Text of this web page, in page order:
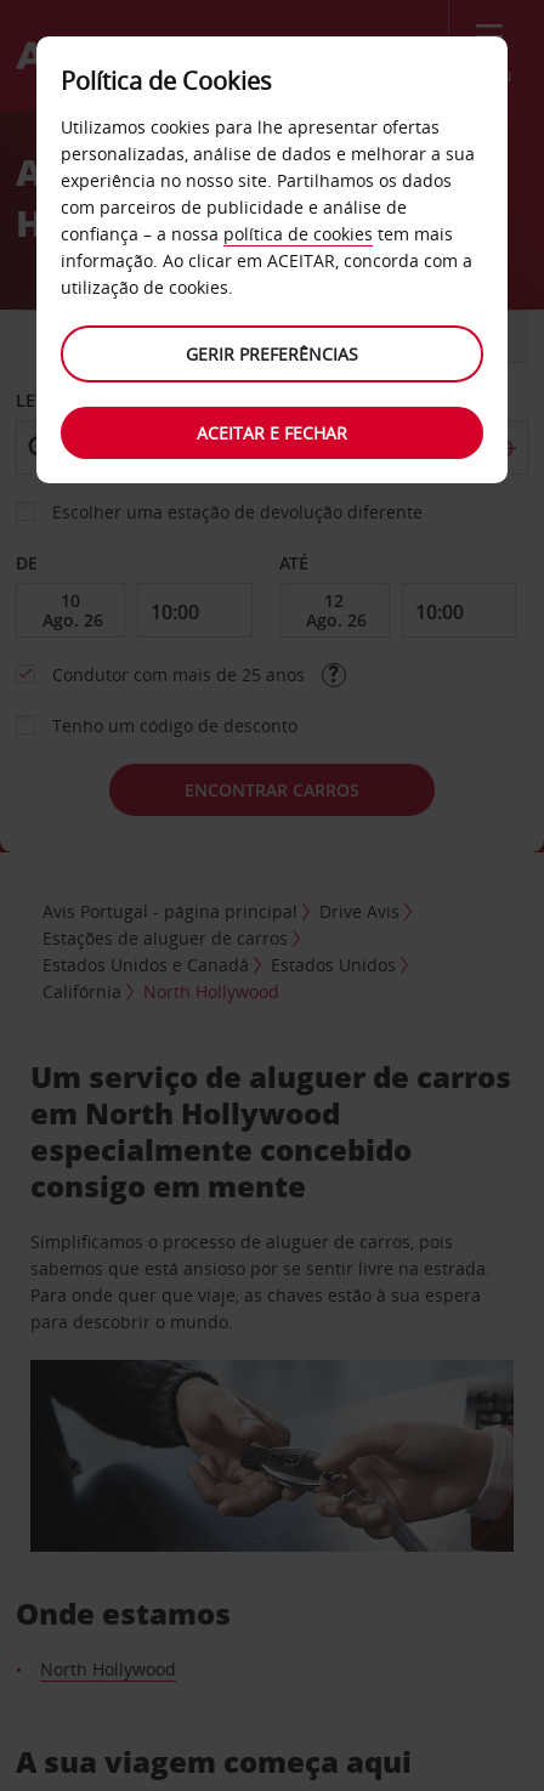
Menu
Welcome
AvisAluguer de carros North
Hollywood
CARRO COMERCIAIS
LEVANTAR EM
Escolher uma estação de devolução diferente
DE ATÉ
Condutor com mais de 25 anos
Tenho um código de desconto
ENCONTRAR CARROS
Avis Portugal - página principal
Drive Avis
Estações de aluguer de carros
Estados Unidos e Canadá
Estados Unidos
Califórnia
North Hollywood
Um serviço de aluguer de carros
em North Hollywood
especialmente concebido
consigo em mente
Simplificamos o processo de aluguer de carros, pois
sabemos que está ansioso por se sentir livre na estrada.
Para onde quer que viaje, as chaves estão à sua espera
para descobrir o mundo.
Onde estamos
North Hollywood
A sua viagem começa aqui
Política de Cookies
Utilizamos cookies para lhe apresentar ofertas
personalizadas, análise de dados e melhorar a sua
experiência no nosso site. Partilhamos os dados
com parceiros de publicidade e análise de
confiança – a nossa política de cookies tem mais
informação. Ao clicar em ACEITAR, concorda com a
utilização de cookies.
GERIR PREFERÊNCIAS
ACEITAR E FECHAR